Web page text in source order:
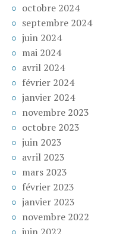
octobre 2024
septembre 2024
juin 2024
mai 2024
avril 2024
février 2024
janvier 2024
novembre 2023
octobre 2023
juin 2023
avril 2023
mars 2023
février 2023
janvier 2023
novembre 2022
juin 2022